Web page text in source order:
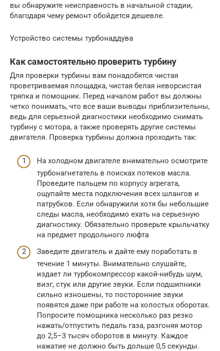
вы обнаружите неисправность в начальной стадии,
благодаря чему ремонт обойдется дешевле.
Устройство системы турбонаддува
Как самостоятельно проверить турбину
Для проверки турбины вам понадобятся чистая
проветриваемая площадка, чистая белая неворсистая
тряпка и помощник. Перед началом работ вы должны
четко понимать, что все ваши выводы приблизительны,
ведь для серьезной диагностики необходимо снимать
турбину с мотора, а также проверять другие системы
двигателя. Проверка турбины должна проходить так:
На холодном двигателе внимательно осмотрите
турбонагнетатель в поисках потеков масла.
Проведите пальцем по корпусу агрегата,
ощупайте места подключения всех шлангов и
патрубков. Если обнаружили хотя бы небольшие
следы масла, необходимо ехать на серьезную
диагностику. Обязательно проверьте крыльчатку
на предмет продольного люфта
Заведите двигатель и дайте ему поработать в
течение 1 минуты. Внимательно слушайте,
издает ли турбокомпрессор какой-нибудь шум,
визг, стук или другие звуки. Если подшипники
сильно изношены, то посторонние звуки
появятся даже при работе на холостых оборотах.
Попросите помощника несколько раз резко
нажать/отпустить педаль газа, разгоняя мотор
до 2,5–3 тысяч оборотов в минуту. Каждое
нажатие не должно быть дольше 0,5 секунды.